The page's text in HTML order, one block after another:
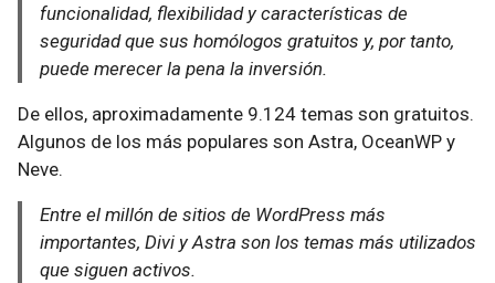
funcionalidad, flexibilidad y características de
seguridad que sus homólogos gratuitos y, por tanto,
puede merecer la pena la inversión.
De ellos, aproximadamente 9.124 temas son gratuitos.
Algunos de los más populares son Astra, OceanWP y
Neve.
Entre el millón de sitios de WordPress más
importantes, Divi y Astra son los temas más utilizados
que siguen activos.